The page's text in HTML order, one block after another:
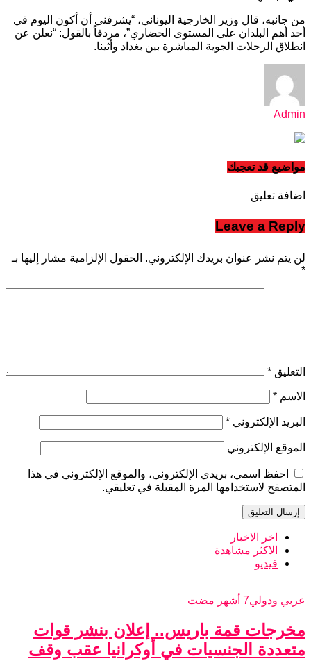
من جانبه، قال وزير الخارجية اليوناني، “يشرفني أن أكون اليوم في
أحد أهم البلدان على المستوى الحضاري”، مردفاً بالقول: “نعلن عن
انطلاق الرحلات الجوية المباشرة بين بغداد وأثينا.
Admin
مواضيع قد تعجبك
اضافة تعليق
Leave a Reply
لن يتم نشر عنوان بريدك الإلكتروني. الحقول الإلزامية مشار إليها بـ
*
التعليق *
الاسم *
البريد الإلكتروني *
الموقع الإلكتروني
احفظ اسمي، بريدي الإلكتروني، والموقع الإلكتروني في هذا
المتصفح لاستخدامها المرة المقبلة في تعليقي.
اخر الاخبار
الاكثر مشاهدة
فيديو
عربي ودولي7 أشهر مضت
مخرجات قمة باريس.. إعلان بنشر قوات
متعددة الجنسيات في أوكرانيا عقب وقف